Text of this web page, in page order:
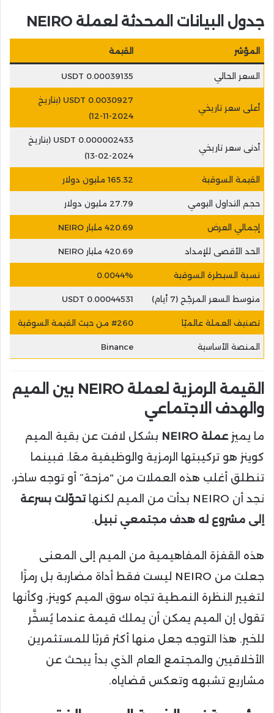
جدول البيانات المحدثة لعملة NEIRO
المؤشر القيمة
السعر الحالي 0.00039135 USDT
أعلى سعر تاريخي
0.0030927 USDT (بتاريخ
2024-11-12)
أدنى سعر تاريخي
0.000002433 USDT (بتاريخ
2024-02-13)
القيمة السوقية 165.32 مليون دولار
حجم التداول اليومي 27.79 مليون دولار
إجمالي العرض 420.69 مليار NEIRO
الحد الأقصى للإمداد 420.69 مليار NEIRO
نسبة السيطرة السوقية 0.0044%
متوسط السعر المرجّح (7 أيام) 0.00044531 USDT
تصنيف العملة عالميًا #260 من حيث القيمة السوقية
المنصة الأساسية Binance
القيمة الرمزية لعملة NEIRO بين الميم
والهدف الاجتماعي
ما يميزعملة NEIRO
بشكل لافت عن بقية الميم
كوينز هو تركيبتها الرمزية والوظيفية معًا. فبينما
تنطلق أغلب هذه العملات من “مزحة” أو توجه ساخر،
نجد أن NEIRO بدأت من الميم لكنها
تحوّلت بسرعة
إلى مشروع له هدف مجتمعي نبيل.
هذه القفزة المفاهيمية من الميم إلى المعنى
جعلت من NEIRO ليست فقط أداة مضاربة بل رمزًا
لتغيير النظرة النمطية تجاه سوق الميم كوينز، وكأنها
تقول إن الميم يمكن أن يملك قيمة عندما يُسخَّر
للخير. هذا التوجه جعل منها أكثر قربًا للمستثمرين
الأخلاقيين والمجتمع العام الذي بدأ يبحث عن
مشاريع تشبهه وتعكس قضاياه.